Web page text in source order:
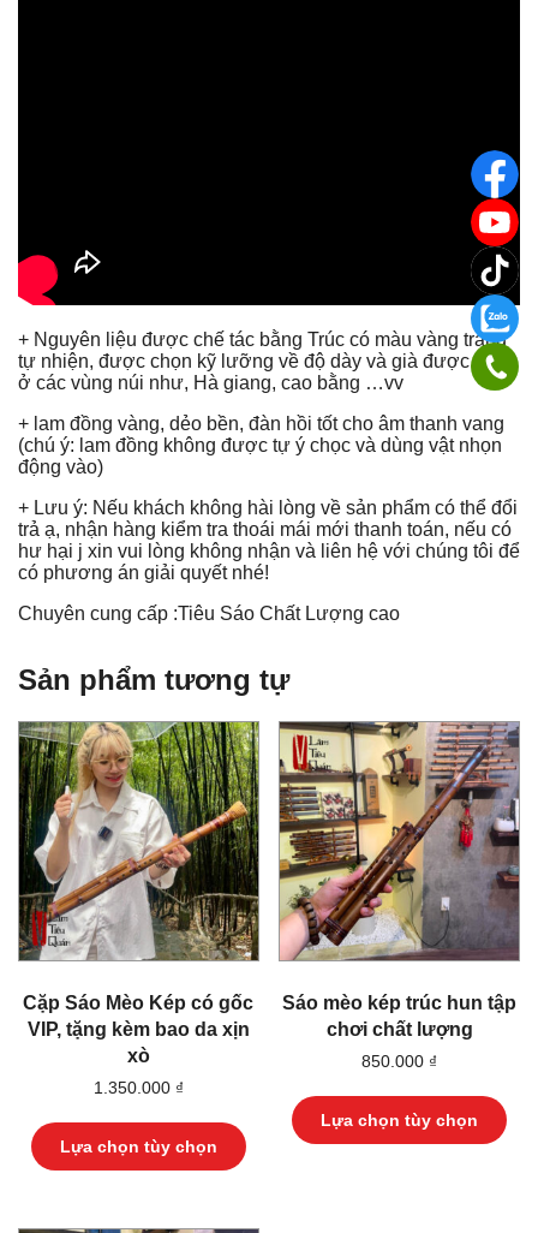
+ Nguyên liệu được chế tác bằng Trúc có màu vàng trắng
tự nhiện, được chọn kỹ lưỡng về độ dày và già được chọn
ở các vùng núi như, Hà giang, cao bằng …vv
+ lam đồng vàng, dẻo bền, đàn hồi tốt cho âm thanh vang
(chú ý: lam đồng không được tự ý chọc và dùng vật nhọn
động vào)
+ Lưu ý: Nếu khách không hài lòng về sản phẩm có thể đổi
trả ạ, nhận hàng kiểm tra thoái mái mới thanh toán, nếu có
hư hại j xin vui lòng không nhận và liên hệ với chúng tôi để
có phương án giải quyết nhé!
Chuyên cung cấp :Tiêu Sáo Chất Lượng cao
Sản phẩm tương tự
Cặp Sáo Mèo Kép có gốc
VIP, tặng kèm bao da xịn
xò
1.350.000 ₫
Lựa chọn tùy chọn
phẩm
này
Sáo mèo kép trúc hun tập
chơi chất lượng
850.000 ₫
Lựa chọn tùy chọn
này